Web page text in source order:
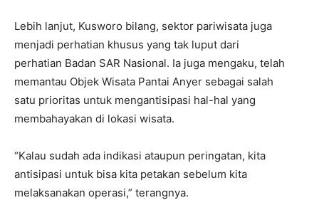
Lebih lanjut, Kusworo bilang, sektor pariwisata juga
menjadi perhatian khusus yang tak luput dari
perhatian Badan SAR Nasional. Ia juga mengaku, telah
memantau Objek Wisata Pantai Anyer sebagai salah
satu prioritas untuk mengantisipasi hal-hal yang
membahayakan di lokasi wisata.
“Kalau sudah ada indikasi ataupun peringatan, kita
antisipasi untuk bisa kita petakan sebelum kita
melaksanakan operasi,” terangnya.